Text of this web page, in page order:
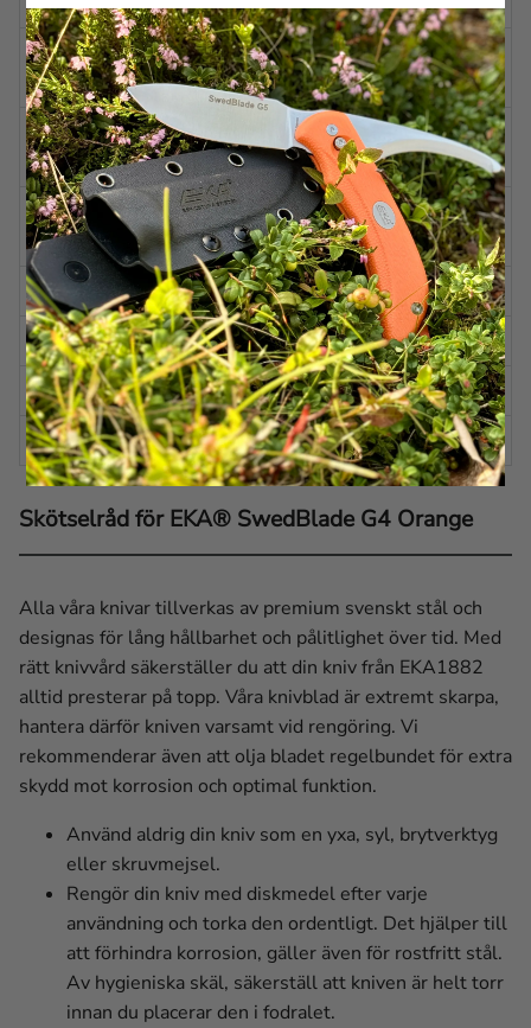
BLADSLIPNING
(GUTTING)
Skandinavisk
BLADVINKEL
(SKINNING)
Ca. 15 grader per sida
BLADVINKEL
(GUTTING)
Ca. 12 grader per sida
HANDTAG
Proflex™
FODRAL
Kydex
EGENSKAPER
Växlingsbar
ÖVRIGT
Isärtagbar funktion
Skötselråd för EKA® SwedBlade G4 Orange
Alla våra knivar tillverkas av premium svenskt stål och
designas för lång hållbarhet och pålitlighet över tid. Med
rätt knivvård säkerställer du att din kniv från EKA1882
alltid presterar på topp. Våra knivblad är extremt skarpa,
hantera därför kniven varsamt vid rengöring. Vi
rekommenderar även att olja bladet regelbundet för extra
skydd mot korrosion och optimal funktion.
Använd aldrig din kniv som en yxa, syl, brytverktyg
eller skruvmejsel.
Rengör din kniv med diskmedel efter varje
användning och torka den ordentligt. Det hjälper till
att förhindra korrosion, gäller även för rostfritt stål.
Av hygieniska skäl, säkerställ att kniven är helt torr
innan du placerar den i fodralet.